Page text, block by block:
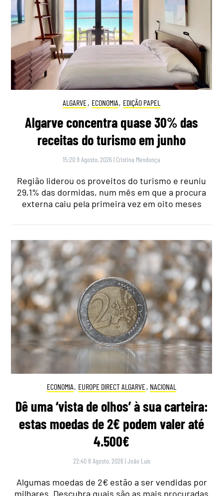
ALGARVE, ECONOMIA, EDIÇÃO PAPEL
Algarve concentra quase 30% das
receitas do turismo em junho
15:20 9 Agosto, 2026 | Cristina Mendonça
Região liderou os proveitos do turismo e reuniu
29,1% das dormidas, num mês em que a procura
externa caiu pela primeira vez em oito meses
ECONOMIA, EUROPE DIRECT ALGARVE, NACIONAL
Dê uma ‘vista de olhos’ à sua carteira:
estas moedas de 2€ podem valer até
4.500€
22:40 8 Agosto, 2026 |João Luís
Algumas moedas de 2€ estão a ser vendidas por
milhares. Descubra quais são as mais procuradas